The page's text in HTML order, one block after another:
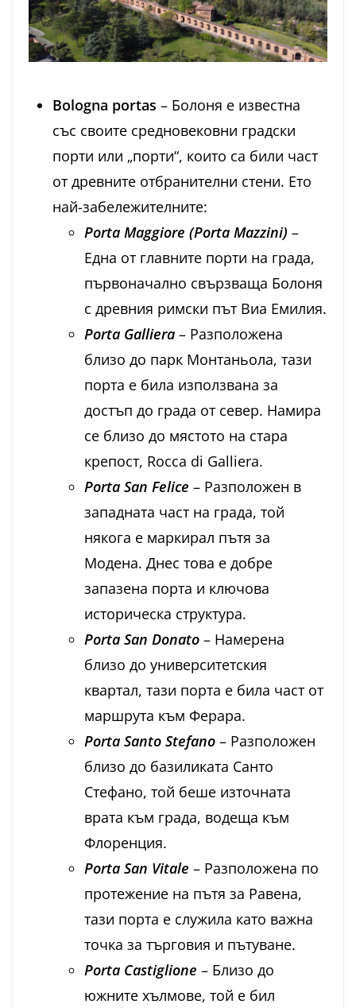
Bologna portas – Болоня е известна
със своите средновековни градски
порти или „порти“, които са били част
от древните отбранителни стени. Ето
най-забележителните:
Porta Maggiore (Porta Mazzini) –
Една от главните порти на града,
първоначално свързваща Болоня
с древния римски път Виа Емилия.
Porta Galliera – Разположена
близо до парк Монтаньола, тази
порта е била използвана за
достъп до града от север. Намира
се близо до мястото на стара
крепост, Rocca di Galliera.
Porta San Felice – Разположен в
западната част на града, той
някога е маркирал пътя за
Модена. Днес това е добре
запазена порта и ключова
историческа структура.
Porta San Donato – Намерена
близо до университетския
квартал, тази порта е била част от
маршрута към Ферара.
Porta Santo Stefano – Разположен
близо до базиликата Санто
Стефано, той беше източната
врата към града, водеща към
Флоренция.
Porta San Vitale – Разположена по
протежение на пътя за Равена,
тази порта е служила като важна
точка за търговия и пътуване.
Porta Castiglione – Близо до
южните хълмове, той е бил